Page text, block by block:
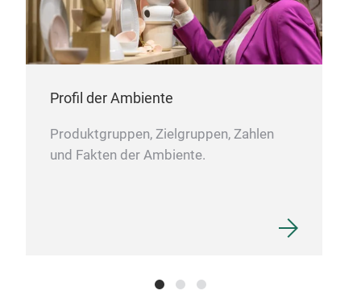
Profil der Ambiente
Produktgruppen, Zielgruppen, Zahlen
und Fakten der Ambiente.